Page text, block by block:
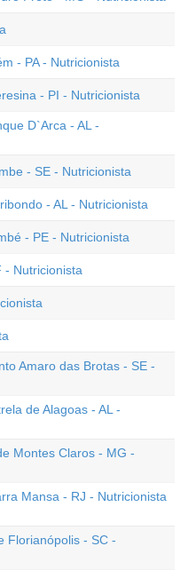
- PA - Nutricionista
- PI - Nutricionista
D`Arca - AL -
- SE - Nutricionista
- AL - Nutricionista
- PE - Nutricionista
- Nutricionista
Amaro das Brotas - SE -
de Alagoas - AL -
Montes Claros - MG -
Mansa - RJ - Nutricionista
Florianópolis - SC -